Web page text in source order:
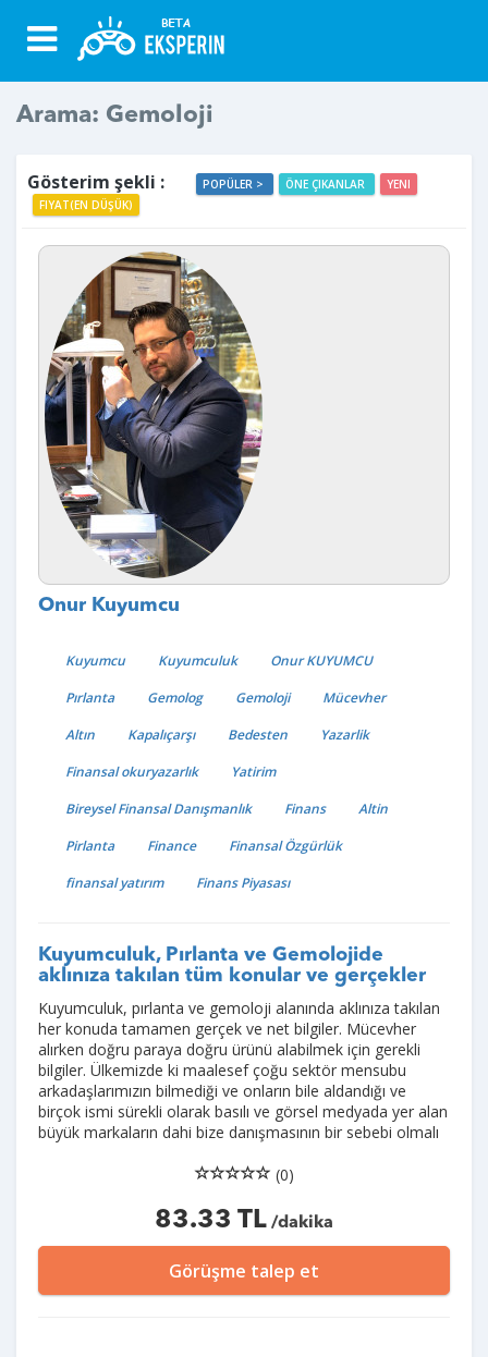
Arama: Gemoloji
Gösterim şekli : POPÜLER > ÖNE ÇIKANLAR
YENI
FIYAT(EN DÜŞÜK)
Onur Kuyumcu
Kuyumcu Kuyumculuk
Onur KUYUMCU
Pırlanta
Gemolog Gemoloji
Mücevher
Altın
Kapalıçarşı Bedesten
Yazarlik
Finansal okuryazarlık
Yatirim
Bireysel Finansal Danışmanlık
Finans
Altin
Pirlanta
Finance
Finansal Özgürlük
finansal yatırım
Finans Piyasası
Kuyumculuk, Pırlanta ve Gemolojide
aklınıza takılan tüm konular ve gerçekler
Kuyumculuk, pırlanta ve gemoloji alanında aklınıza takılan
her konuda tamamen gerçek ve net bilgiler. Mücevher
alırken doğru paraya doğru ürünü alabilmek için gerekli
bilgiler. Ülkemizde ki maalesef çoğu sektör mensubu
arkadaşlarımızın bilmediği ve onların bile aldandığı ve
birçok ismi sürekli olarak basılı ve görsel medyada yer alan
büyük markaların dahi bize danışmasının bir sebebi olmalı
(0)
83.33 TL /dakika
Görüşme talep et